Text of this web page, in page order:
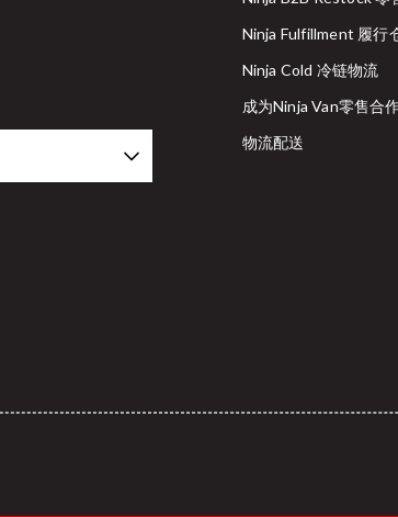
Ninja Fulfillment 履行
Ninja Cold 冷链物流
成为Ninja Van零售合
物流配送